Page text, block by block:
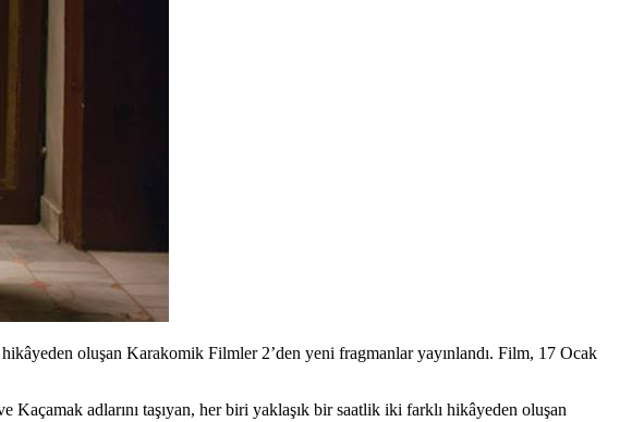
oluşan Karakomik Filmler 2’den yeni fragmanlar yayınlandı. Film, 17 Ocak
Kaçamak adlarını taşıyan, her biri yaklaşık bir saatlik iki farklı hikâyeden oluşan